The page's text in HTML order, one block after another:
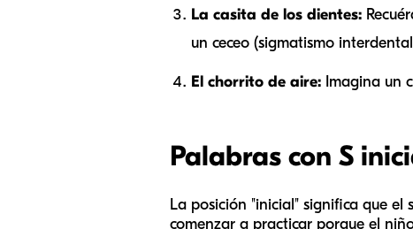
La casita de los dientes:
un ceceo (sigmatismo
El chorrito de aire: Imagina un
Palabras con S
La posición "inicial" significa que
comenzar a practicar porque el